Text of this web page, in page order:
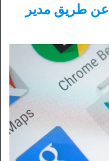
عن طريق مدير